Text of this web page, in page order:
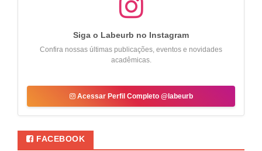
Siga o Labeurb no Instagram
Confira nossas últimas publicações, eventos e novidades
acadêmicas.
Acessar Perfil Completo @labeurb
FACEBOOK